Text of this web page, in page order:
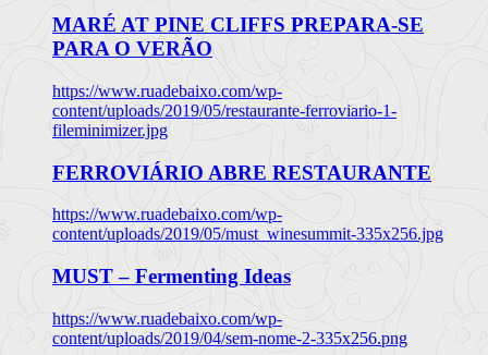
MARÉ AT PINE CLIFFS PREPARA-SE
PARA O VERÃO
https://www.ruadebaixo.com/wp-
content/uploads/2019/05/restaurante-ferroviario-1-
fileminimizer.jpg
FERROVIÁRIO ABRE RESTAURANTE
https://www.ruadebaixo.com/wp-
content/uploads/2019/05/must_winesummit-335x256.jpg
MUST – Fermenting Ideas
https://www.ruadebaixo.com/wp-
content/uploads/2019/04/sem-nome-2-335x256.png